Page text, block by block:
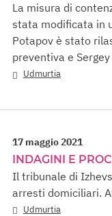
La misura di
stata modificata in
Potapov è stato
preventiva e
Udmurtia
17 maggio 2021
INDAGINI E
Il tribunale di
arresti domiciliari.
Udmurtia